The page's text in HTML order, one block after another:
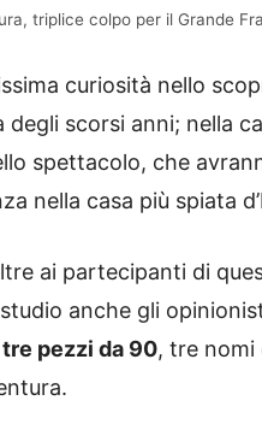
triplice colpo per il Grande
curiosità nello
degli scorsi anni; nella
spettacolo, che
nella casa più spiata
ai partecipanti di
anche gli
pezzi da 90, tre nomi